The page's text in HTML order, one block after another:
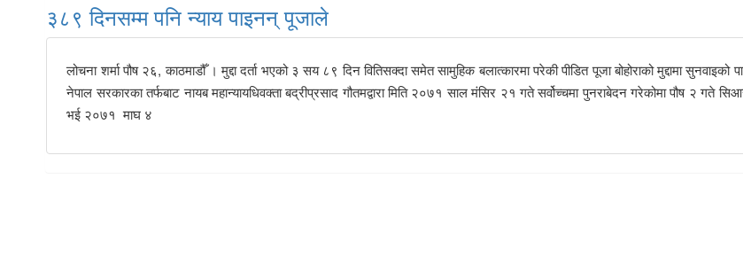
३८९ दिनसम्म पनि न्याय पाइनन् पूजाले
लोचना शर्मा पौष २६, काठमाडौँ । मुद्दा दर्ता भएको ३ सय ८९ दिन वितिसक्दा समेत सामुहिक बलात्कारमा परेकी पीडित पूजा बोहोराको मुद्दामा
नेपाल सरकारका तर्फबाट नायब महान्यायधिवक्ता बद्रीप्रसाद गौतमद्वारा मिति २०७१ साल मंसिर २१ गते सर्वोच्चमा पुनराबेदन गरेकोमा पौष २ गते
भई २०७१ माघ ४